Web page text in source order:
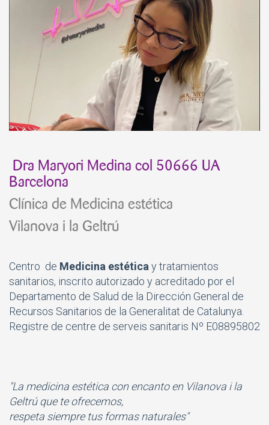
Dra Maryori Medina col 50666 UA
Barcelona
Clínica de Medicina estética
Vilanova i la Geltrú
Centro de Medicina estéticay tratamientos
sanitarios, inscrito autorizado y acreditado por el
Departamento de Salud de la Dirección General de
Recursos Sanitarios de la Generalitat de Catalunya.
Registre de centre de serveis sanitaris Nº E08895802
"La medicina estética con encanto en Vilanova i la
Geltrú que te ofrecemos,
respeta siempre tus formas naturales"